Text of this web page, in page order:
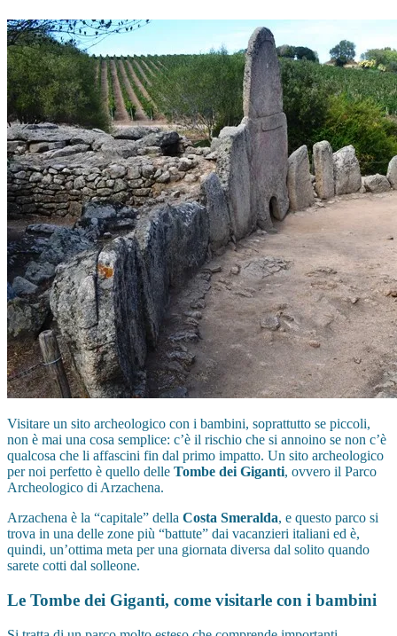
Visitare un sito archeologico con i bambini, soprattutto se piccoli,
non è mai una cosa semplice: c’è il rischio che si annoino se non c’è
qualcosa che li affascini fin dal primo impatto. Un sito archeologico
per noi perfetto è quello delle Tombe dei Giganti, ovvero il Parco
Archeologico di Arzachena.
Arzachena è la “capitale” della Costa Smeralda, e questo parco si
trova in una delle zone più “battute” dai vacanzieri italiani ed è,
quindi, un’ottima meta per una giornata diversa dal solito quando
sarete cotti dal solleone.
Le Tombe dei Giganti, come visitarle con i bambini